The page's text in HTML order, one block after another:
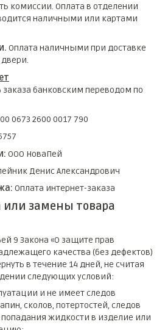
комиссии. Оплата в отделении
наличными или картами
Оплата наличными при доставке
заказа банковским переводом по
0673 2600 0017 790
ООО НоваПей
Денис Александрович
Оплата интернет-заказа
или замены товара
9 Закона «О защите прав
качества (без дефектов)
в течение 14 дней, не считая
следующих условий:
и не имеет следов
сколов, потертостей, следов
попадания жидкости в изделие или